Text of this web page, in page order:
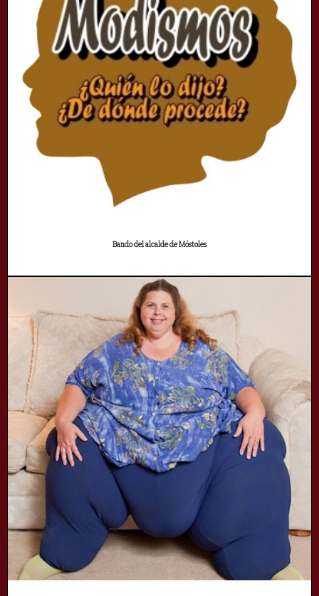
Bando del alcalde de Móstoles